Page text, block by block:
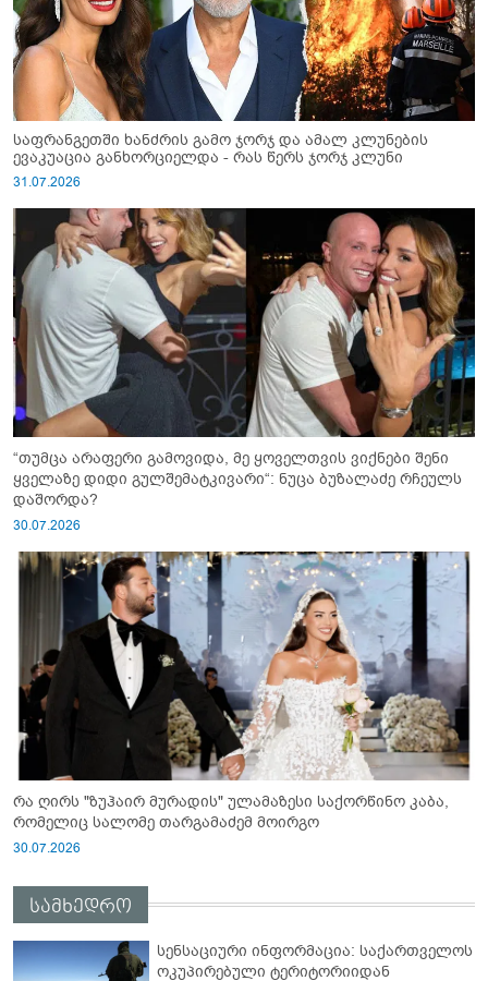
საფრანგეთში ხანძრის გამო ჯორჯ და ამალ კლუნების
ევაკუაცია განხორციელდა - რას წერს ჯორჯ კლუნი
31.07.2026
“თუმცა არაფერი გამოვიდა, მე ყოველთვის ვიქნები შენი
ყველაზე დიდი გულშემატკივარი“: ნუცა ბუზალაძე რჩეულს
დაშორდა?
30.07.2026
რა ღირს "ზუჰაირ მურადის" ულამაზესი საქორწინო კაბა,
რომელიც სალომე თარგამაძემ მოირგო
30.07.2026
სამხედრო
სენსაციური ინფორმაცია: საქართველოს
ოკუპირებული ტერიტორიიდან